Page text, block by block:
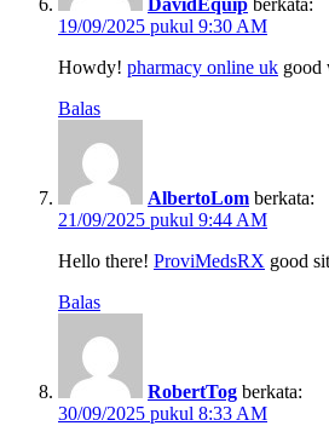
DavidEquip berkata:
19/09/2025 pukul 9:30 AM
Howdy! pharmacy online uk good
Balas
AlbertoLom berkata:
21/09/2025 pukul 9:44 AM
Hello there! ProviMedsRX good
Balas
RobertTog berkata:
30/09/2025 pukul 8:33 AM